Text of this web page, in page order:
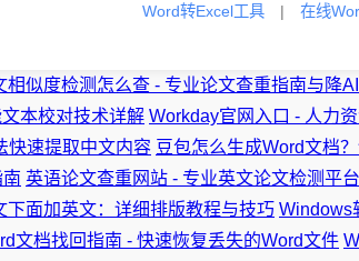
Word转Excel工具 | 在线
相似度检测怎么查 - 专业论文查重指南与降
本校对技术详解 Workday官网入口 - 人力
快速提取中文内容 豆包怎么生成Word文档
英语论文查重网站 - 专业英文论文检测平
下面加英文：详细排版教程与技巧 Windows
文档找回指南 - 快速恢复丢失的Word文件